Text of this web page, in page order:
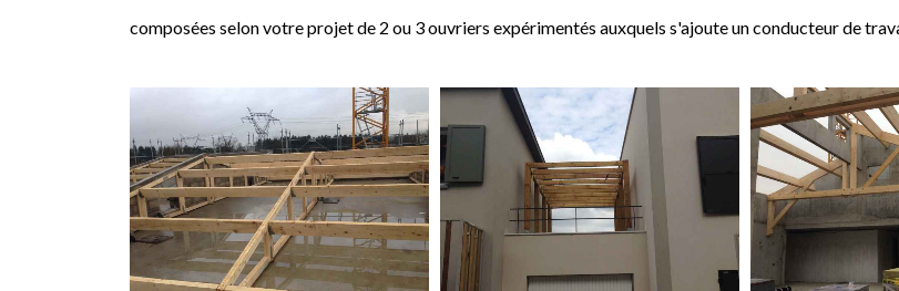
composées selon votre projet de 2 ou 3 ouvriers expérimentés auxquels s'ajoute un conducteur de